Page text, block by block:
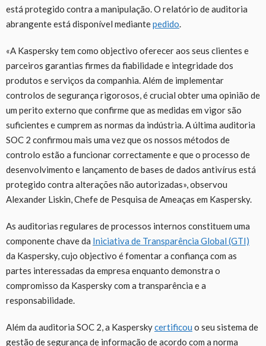
está protegido contra a manipulação. O relatório de auditoria
abrangente está disponível mediantepedido.
«A Kaspersky tem como objectivo oferecer aos seus clientes e
parceiros garantias firmes da fiabilidade e integridade dos
produtos e serviços da companhia. Além de implementar
controlos de segurança rigorosos, é crucial obter uma opinião de
um perito externo que confirme que as medidas em vigor são
suficientes e cumprem as normas da indústria. A última auditoria
SOC 2 confirmou mais uma vez que os nossos métodos de
controlo estão a funcionar correctamente e que o processo de
desenvolvimento e lançamento de bases de dados antivírus está
protegido contra alterações não autorizadas», observou
Alexander Liskin, Chefe de Pesquisa de Ameaças em Kaspersky.
As auditorias regulares de processos internos constituem uma
componente chave da Iniciativa de Transparência Global (GTI)
da Kaspersky, cujo objectivo é fomentar a confiança com as
partes interessadas da empresa enquanto demonstra o
compromisso da Kaspersky com a transparência e a
responsabilidade.
Além da auditoria SOC 2, a Kasperskycertificou o seu sistema de
gestão de segurança de informação de acordo com a norma